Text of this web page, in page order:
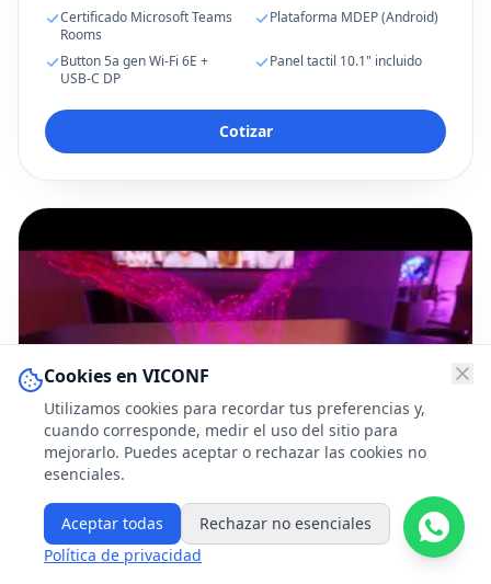
Certificado Microsoft Teams
Rooms
Plataforma MDEP (Android)
Button 5a gen Wi-Fi 6E +
USB-C DP
Panel tactil 10.1" incluido
Cotizar
Cookies en VICONF
Utilizamos cookies para recordar tus preferencias y,
cuando corresponde, medir el uso del sitio para
mejorarlo. Puedes aceptar o rechazar las cookies no
esenciales.
Aceptar todas
Rechazar no esenciales
Política de privacidad